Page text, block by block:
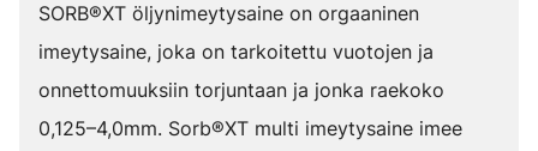
SORB®XT öljynimeytysaine on orgaaninen
imeytysaine, joka on tarkoitettu vuotojen ja
onnettomuuksiin torjuntaan ja jonka raekoko
0,125–4,0mm. Sorb®XT multi imeytysaine imee